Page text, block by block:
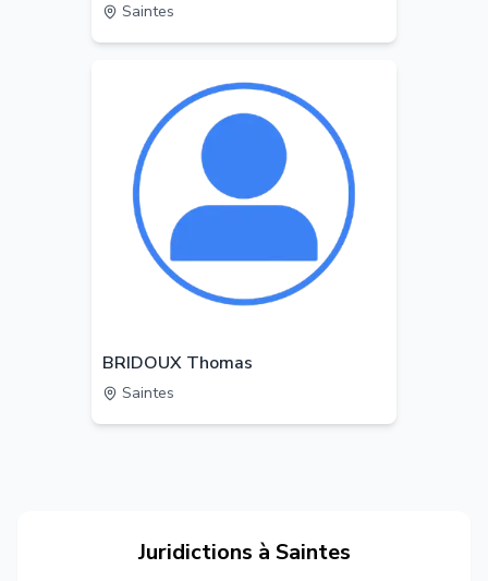
Saintes
BRIDOUX Thomas
Saintes
Juridictions à Saintes